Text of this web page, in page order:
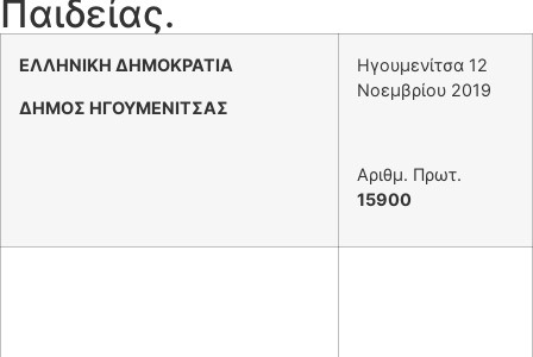
Παιδείας.
ΕΛΛΗΝΙΚΗ ΔΗΜΟΚΡΑΤΙΑ
ΔΗΜΟΣ ΗΓΟΥΜΕΝΙΤΣΑΣ
Ηγουμενίτσα 12
Νοεμβρίου 2019
Αριθμ. Πρωτ.
15900